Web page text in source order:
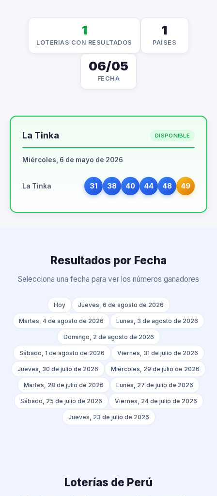
1
LOTERIAS CON RESULTADOS
1
PAÍSES
06/05
FECHA
La Tinka DISPONIBLE
Miércoles, 6 de mayo de 2026
La Tinka 31 38 40 44 48 49
Resultados por Fecha
Selecciona una fecha para ver los números ganadores
Hoy Jueves, 6 de agosto de 2026
Martes, 4 de agosto de 2026 Lunes, 3 de agosto de 2026
Domingo, 2 de agosto de 2026
Sábado, 1 de agosto de 2026 Viernes, 31 de julio de 2026
Jueves, 30 de julio de 2026 Miércoles, 29 de julio de 2026
Martes, 28 de julio de 2026 Lunes, 27 de julio de 2026
Sábado, 25 de julio de 2026 Viernes, 24 de julio de 2026
Jueves, 23 de julio de 2026
Loterías de Perú